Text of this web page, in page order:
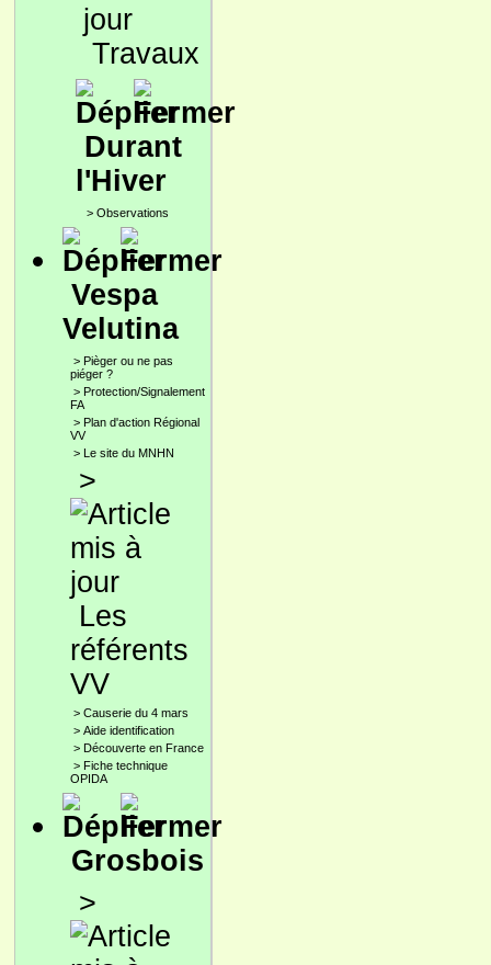
Travaux
Durant
l'Hiver
> Observations
Vespa
Velutina
> Pièger ou ne pas
piéger ?
> Protection/Signalement
FA
> Plan d'action Régional
VV
> Le site du MNHN
>
Les
référents
VV
> Causerie du 4 mars
> Aide identification
> Découverte en France
> Fiche technique
OPIDA
Grosbois
>